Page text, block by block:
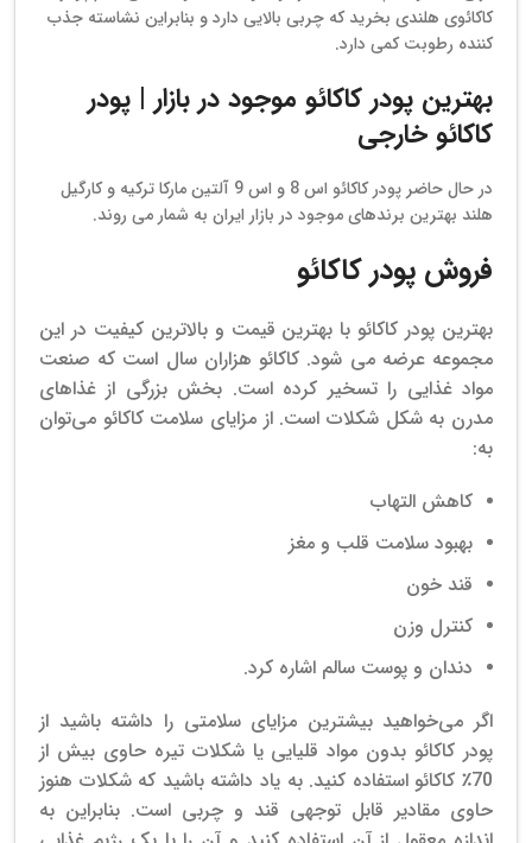
کاکائوی هلندی بخرید که چربی بالایی دارد و بنابراین نشاسته جذب
کننده رطوبت کمی دارد.
بهترین پودر کاکائو موجود در بازار | پودر
کاکائو خارجی
در حال حاضر پودر کاکائو اس 8 و اس 9 آلتین مارکا ترکیه و کارگیل
هلند بهترین برندهای موجود در بازار ایران به شمار می روند.
فروش پودر کاکائو
بهترین پودر کاکائو با بهترین قیمت و بالاترین کیفیت در این
مجموعه عرضه می شود. کاکائو هزاران سال است که صنعت
مواد غذایی را تسخیر کرده است. بخش بزرگی از غذاهای
مدرن به شکل شکلات است.از مزایای سلامت کاکائو می‌توان
به:
کاهش التهاب
بهبود سلامت قلب و مغز
قند خون
کنترل وزن
دندان و پوست سالم اشاره کرد.
اگر می‌خواهید بیشترین مزایای سلامتی را داشته باشید از
پودر کاکائو بدون مواد قلیایی یا شکلات تیره حاوی بیش از
70٪ کاکائو استفاده کنید.
به یاد داشته باشید که شکلات هنوز
حاوی مقادیر قابل توجهی قند و چربی است. بنابراین به